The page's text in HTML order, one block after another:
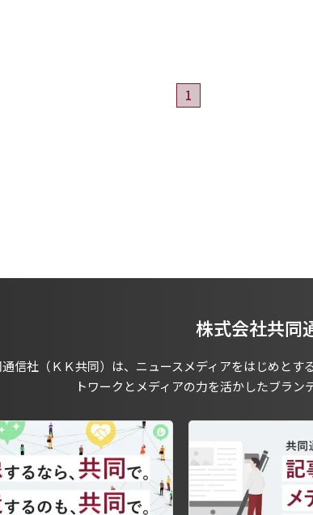
1
株式会社共同
信社（ＫＫ共同）は、ニュースメディアをはじめと
トワークとメディアの力を活かしたブラ